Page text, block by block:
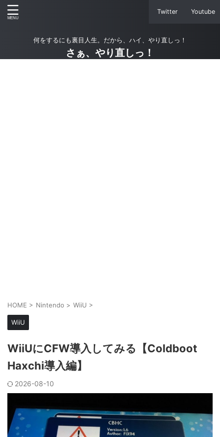
Twitter Youtube
何をするにも裏目人生。だから、ハイ、やり直しっ！
さぁ、やり直しっ！
HOME > Nintendo > WiiU >
WiiU
WiiUにCFW導入してみる【Coldboot
Haxchi導入編】
2026-08-10